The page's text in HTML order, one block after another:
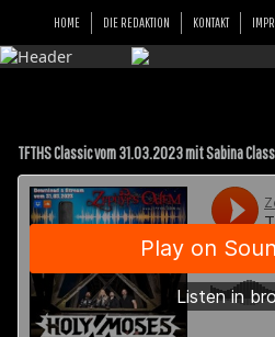
HOME DIE REDAKTION KONTAKT
TFTHS Classic vom 31.03.2023 mit Sabina